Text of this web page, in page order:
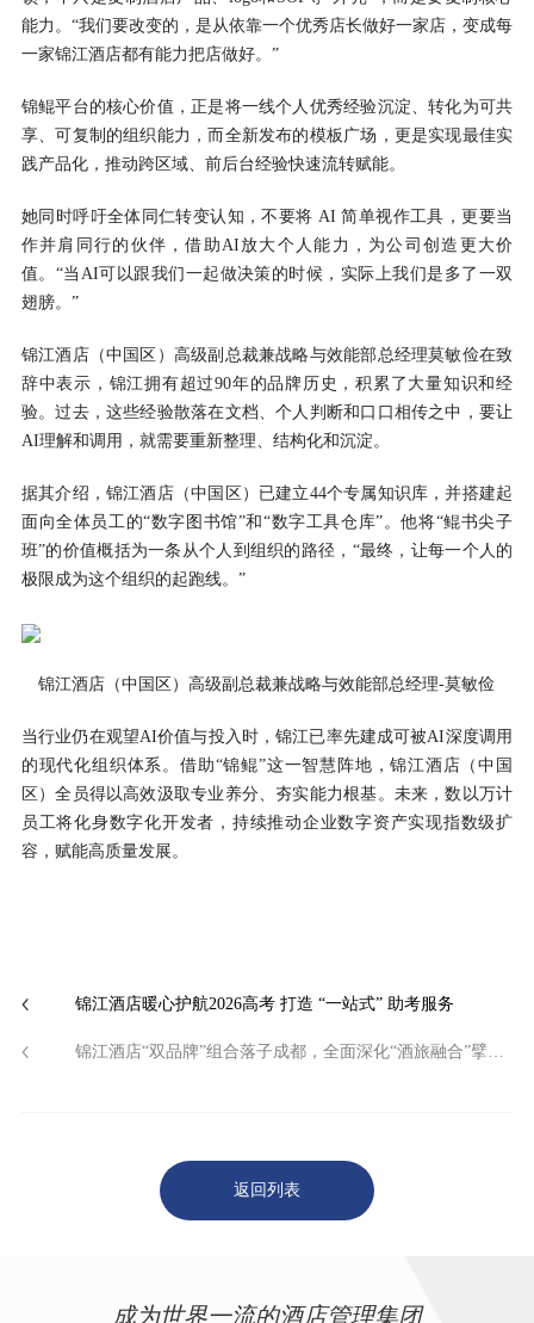
能力。“我们要改变的，是从依靠一个优秀店长做好一家店，变成每
一家锦江酒店都有能力把店做好。”
锦鲲平台的核心价值，正是将一线个人优秀经验沉淀、转化为可共
享、可复制的组织能力，而全新发布的模板广场，更是实现最佳实
践产品化，推动跨区域、前后台经验快速流转赋能。
她同时呼吁全体同仁转变认知，不要将 AI 简单视作工具，更要当
作并肩同行的伙伴，借助AI放大个人能力，为公司创造更大价
值。“当AI可以跟我们一起做决策的时候，实际上我们是多了一双
翅膀。”
锦江酒店（中国区）高级副总裁兼战略与效能部总经理莫敏俭在致
辞中表示，锦江拥有超过90年的品牌历史，积累了大量知识和经
验。过去，这些经验散落在文档、个人判断和口口相传之中，要让
AI理解和调用，就需要重新整理、结构化和沉淀。
据其介绍，锦江酒店（中国区）已建立44个专属知识库，并搭建起
面向全体员工的“数字图书馆”和“数字工具仓库”。他将“鲲书尖子
班”的价值概括为一条从个人到组织的路径，“最终，让每一个人的
极限成为这个组织的起跑线。”
锦江酒店（中国区）高级副总裁兼战略与效能部总经理-莫敏俭
当行业仍在观望AI价值与投入时，锦江已率先建成可被AI深度调用
的现代化组织体系。借助“锦鲲”这一智慧阵地，锦江酒店（中国
区）全员得以高效汲取专业养分、夯实能力根基。未来，数以万计
员工将化身数字化开发者，持续推动企业数字资产实现指数级扩
容，赋能高质量发展。
锦江酒店暖心护航2026高考 打造 “一站式” 助考服务
锦江酒店“双品牌”组合落子成都，全面深化“酒旅融合”擘画西部文旅新蓝图
返回列表
成为世界一流的酒店管理集团